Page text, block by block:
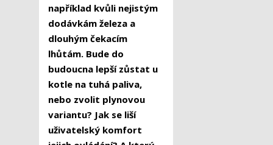
například kvůli nejistým
dodávkám železa a
dlouhým čekacím
lhůtám. Bude do
budoucna lepší zůstat u
kotle na tuhá paliva,
nebo zvolit plynovou
variantu? Jak se liší
uživatelský komfort